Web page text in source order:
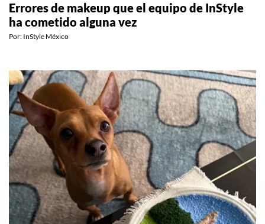
Errores de makeup que el equipo de InStyle
ha cometido alguna vez
Por: InStyle México